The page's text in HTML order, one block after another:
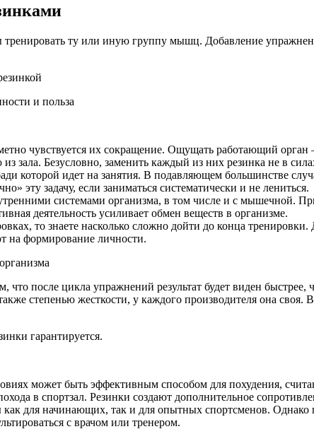
ту или иную группу мышц. Добавление
и польза
чувствуется их сокращение. Ощущать работающий орган
зала. Безусловно, заменить каждый из них резинка не в
которой идет на занятия. В подавляющем большинстве
эту задачу, если заниматься систематически и не лениться.
системами организма, в том числе и с мышечной.
деятельность усиливает обмен веществ в организме.
то знаете насколько сложно дойти до конца
на формирование личности.
что после цикла упражнений результат будет виден
степенью жесткости, у каждого производителя она своя.
гарантируется.
может быть эффективным способом для похудения,
в спортзал. Резинки создают дополнительное
для начинающих, так и для опытных спортсменов.
с врачом или тренером.